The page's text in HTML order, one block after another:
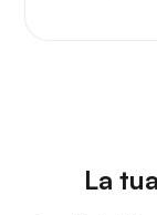
La